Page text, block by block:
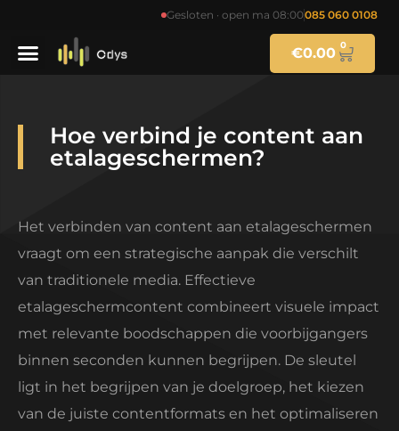
Gesloten · open ma 08:00085 060 0108
€0.00 0
Hoe verbind je content aan
etalageschermen?
Het verbinden van content aan etalageschermen
vraagt om een strategische aanpak die verschilt
van traditionele media. Effectieve
etalageschermcontent combineert visuele impact
met relevante boodschappen die voorbijgangers
binnen seconden kunnen begrijpen. De sleutel
ligt in het begrijpen van je doelgroep, het kiezen
van de juiste contentformats en het optimaliseren